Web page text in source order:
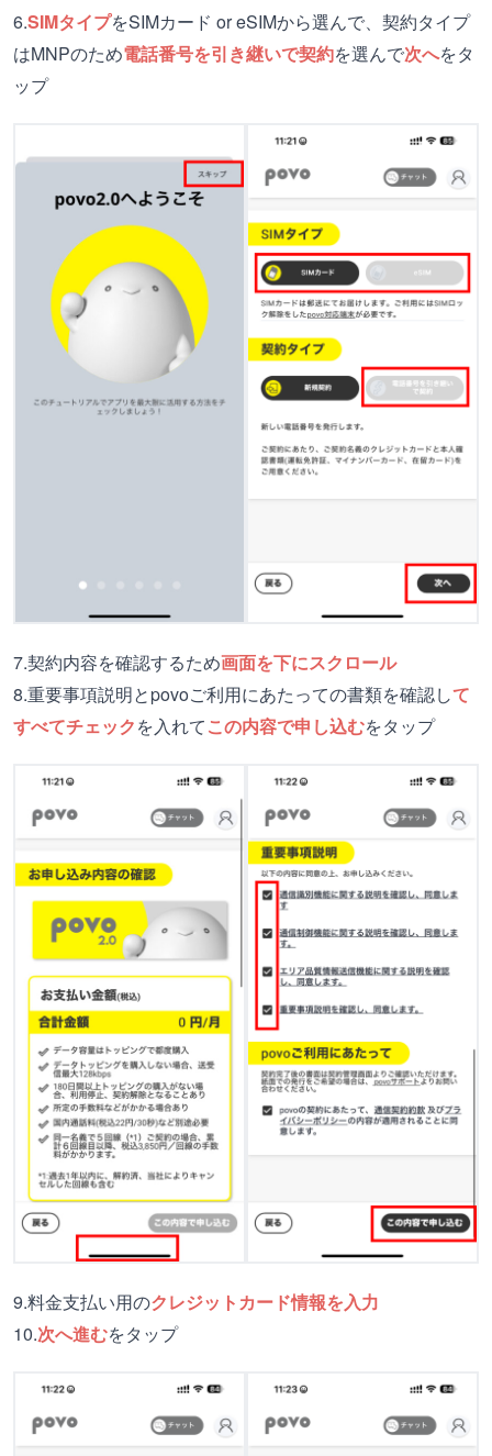
6.SIMタイプをSIMカード or eSIMから選んで、契約タイプ
はMNPのため電話番号を引き継いで契約を選んで次へをタ
ップ
7.契約内容を確認するため画面を下にスクロール
8.重要事項説明とpovoご利用にあたっての書類を確認して
すべてチェックを入れてこの内容で申し込むをタップ
9.料金支払い用のクレジットカード情報を入力
10.次へ進むをタップ